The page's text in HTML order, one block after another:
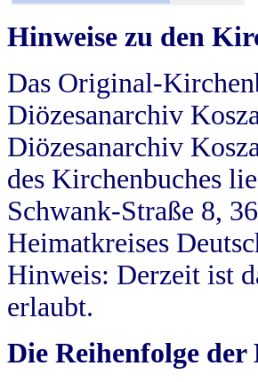
Hinweise zu den
Das Original-
Diözesanarchiv
Diözesanarchiv
des Kirchenbuches
Schwank-Straße 8,
Heimatkreises
Hinweis: Derzeit ist
erlaubt.
Die Reihenfolge der